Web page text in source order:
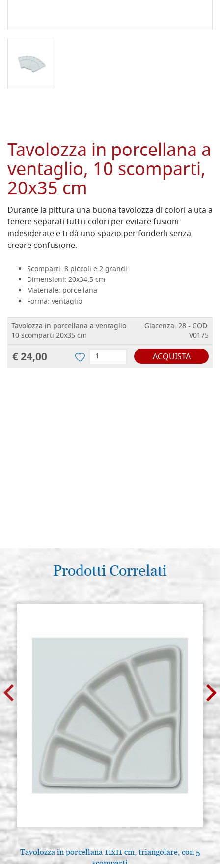
Tavolozza in porcellana a
ventaglio, 10 scomparti,
20x35 cm
Durante la pittura una buona tavolozza di colori aiuta a
tenere separati tutti i colori per evitare fusioni
indesiderate e ti dà uno spazio per fonderli senza
creare confusione.
Scomparti: 8 piccoli e 2 grandi
Dimensioni: 20x34,5 cm
Materiale: porcellana
Forma: ventaglio
Tavolozza in porcellana a ventaglio
10 scomparti 20x35 cm
Giacenza: 28 - COD.
V0175
€ 24,00 ACQUISTA
Prodotti Correlati
Tavolozza in porcellana 11x11 cm, triangolare, con 5